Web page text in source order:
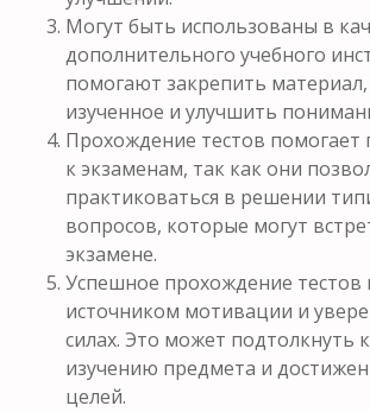
Могут быть использованы в
дополнительного учебного
помогают закрепить
изученное и улучшить
Прохождение тестов помогает
к экзаменам, так как они
практиковаться в решении
вопросов, которые могут
экзамене.
Успешное прохождение тестов
источником мотивации и
силах. Это может подтолкнуть
изучению предмета и
целей.